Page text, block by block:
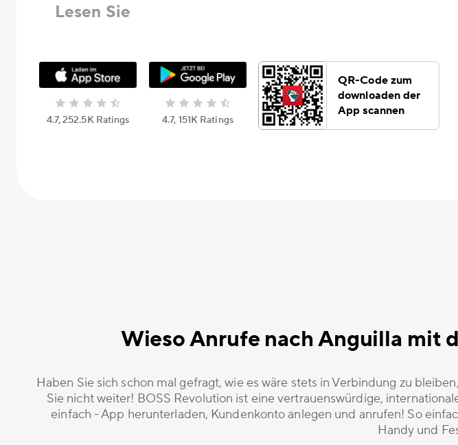
Lesen Sie
4.7, 252.5К Ratings 4.7, 151К Ratings
QR-Code zum
downloaden der
App scannen
Wieso Anrufe nach Anguilla mit
Haben Sie sich schon mal gefragt, wie es wäre stets in Verbindung zu
Sie nicht weiter! BOSS Revolution ist eine vertrauenswürdige,
einfach - App herunterladen, Kundenkonto anlegen und anrufen! So
Handy und